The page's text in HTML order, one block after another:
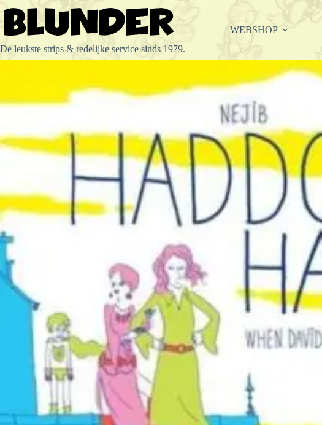
Ga
naar
inhoud
De leukste strips & redelijke service sinds 1979.
WEBSHOP